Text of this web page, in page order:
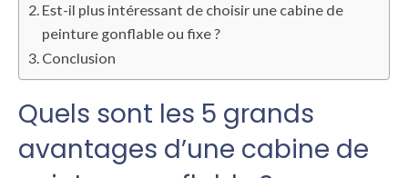
Est-il plus intéressant de choisir une cabine de
peinture gonflable ou fixe ?
Conclusion
Quels sont les 5 grands
avantages d’une cabine de